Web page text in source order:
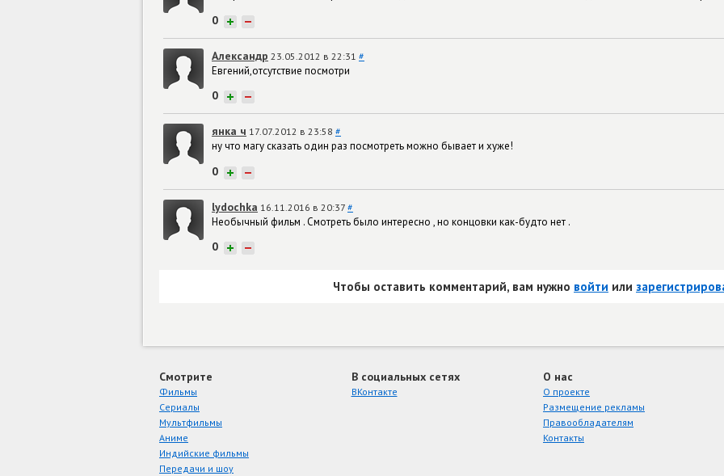
0 + −
Александр 23.05.2012 в 22:31 #
Евгений,отсутствие посмотри
0 + −
янка ч 17.07.2012 в 23:58 #
ну что магу сказать один раз посмотреть можно бывает и хуже!
0 + −
lydochka 16.11.2016 в 20:37 #
Необычный фильм . Смотреть было интересно , но концовки как-будто нет .
0 + −
Чтобы оставить комментарий, вам нужно войти или
Смотрите
Фильмы
Сериалы
Мультфильмы
Аниме
Индийские фильмы
Передачи и шоу
В социальных сетях
ВКонтакте
О нас
О проекте
Размещение рекламы
Правообладателям
Контакты